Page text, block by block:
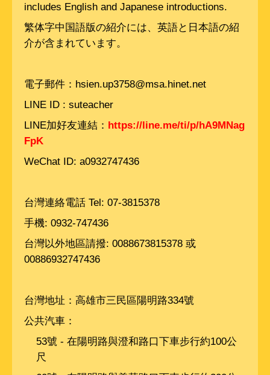
includes English and Japanese introductions.
繁体字中国語版の紹介には、英語と日本語の紹
介が含まれています。
電子郵件： hsien.up3758@msa.hinet.net
LINE ID : suteacher
LINE加好友連結： https://line.me/ti/p/hA9MNag
FpK
WeChat ID: a0932747436
台灣連絡電話 Tel: 07-3815378
手機: 0932-747436
台灣以外地區請撥: 0088673815378 或
00886932747436
台灣地址：高雄市三民區陽明路334號
公共汽車：
53號 - 在陽明路與澄和路口下車步行約100公
尺